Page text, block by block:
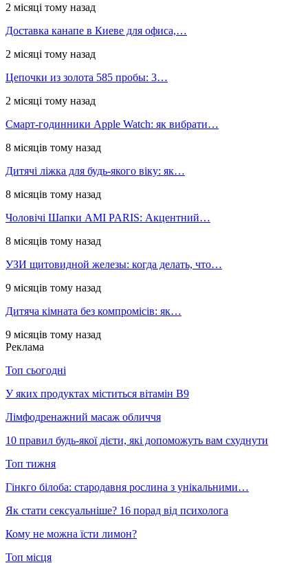
2 місяці тому назад
Доставка канапе в Киеве для офиса,…
2 місяці тому назад
Цепочки из золота 585 пробы: 3…
2 місяці тому назад
Смарт-годинники Apple Watch: як вибрати…
8 місяців тому назад
Дитячі ліжка для будь-якого віку: як…
8 місяців тому назад
Чоловічі Шапки AMI PARIS: Акцентний…
8 місяців тому назад
УЗИ щитовидной железы: когда делать, что…
9 місяців тому назад
Дитяча кімната без компромісів: як…
9 місяців тому назад
Реклама
Топ сьогодні
У яких продуктах міститься вітамін В9
Лімфодренажний масаж обличчя
10 правил будь-якої дієти, які допоможуть вам схуднути
Топ тижня
Гінкго білоба: стародавня рослина з унікальними…
Як стати сексуальніше? 16 порад від психолога
Кому не можна їсти лимон?
Топ місця